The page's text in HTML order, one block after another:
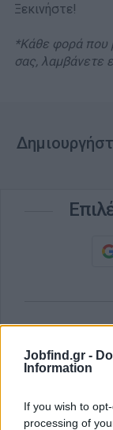
Jobfind.gr -
Information
If you wish to
processing of
Ξεκινήστε!
*Κάθε φορά που
σας, λαμβάνετε
έχετε λάβει